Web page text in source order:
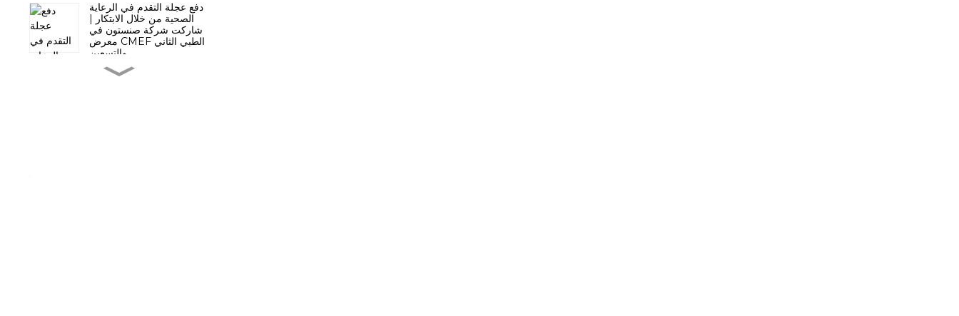
دفع عجلة التقدم في الرعاية
الصحية من خلال الابتكار |
شاركت شركة صنستون في
معرض CMEF الطبي الثاني
والتسعين
معاينة معرض هانغتشو
صنستون للتكنولوجيا |